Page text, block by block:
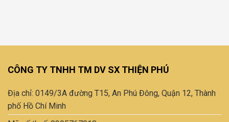
CÔNG TY TNHH TM DV SX THIỆN PHÚ
Địa chỉ: 0149/3A đường T15, An Phú Đông, Quận 12, Thành
phố Hồ Chí Minh